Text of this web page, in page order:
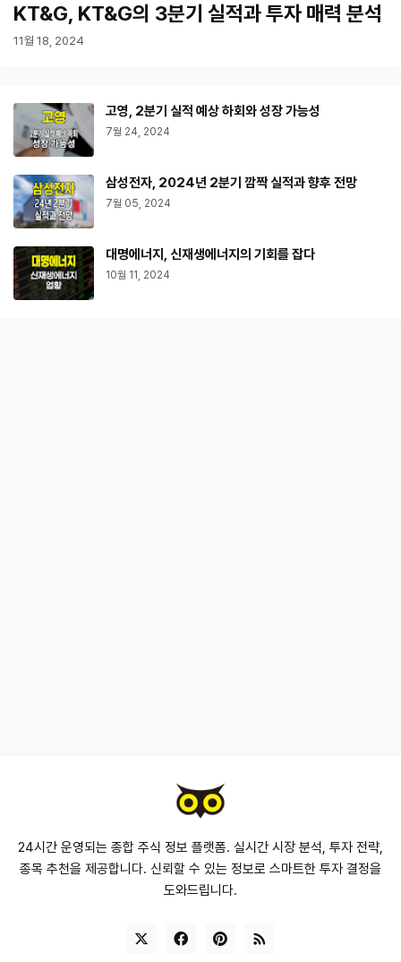
KT&G, KT&G의 3분기 실적과 투자 매력 분석
11월 18, 2024
고영, 2분기 실적 예상 하회와 성장 가능성
7월 24, 2024
삼성전자, 2024년 2분기 깜짝 실적과 향후 전망
7월 05, 2024
대명에너지, 신재생에너지의 기회를 잡다
10월 11, 2024
24시간 운영되는 종합 주식 정보 플랫폼. 실시간 시장 분석, 투자 전략,
종목 추천을 제공합니다. 신뢰할 수 있는 정보로 스마트한 투자 결정을
도와드립니다.